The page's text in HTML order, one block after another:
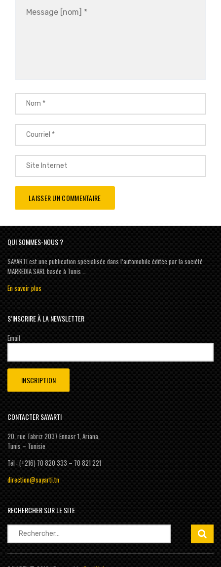
QUI SOMMES-NOUS ?
SAYARTI est une publication spécialisée dans l’automobile éditée par la société
MARKEDIA SARL basée à Tunis …
En savoir plus
S’INSCRIRE À LA NEWSLETTER
Email
CONTACTER SAYARTI
20, rue Tabriz 2037 Ennasr 1, Ariana,
Tunis – Tunisie
Tél : (+216) 70 820 333 – 70 821 221
direction@sayarti.tn
RECHERCHER SUR LE SITE
Rechercher :